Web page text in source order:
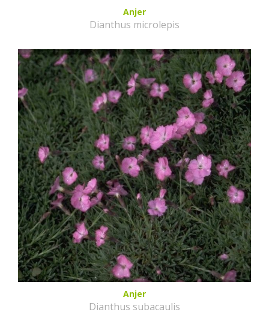
Anjer
Dianthus microlepis
Anjer
Dianthus subacaulis